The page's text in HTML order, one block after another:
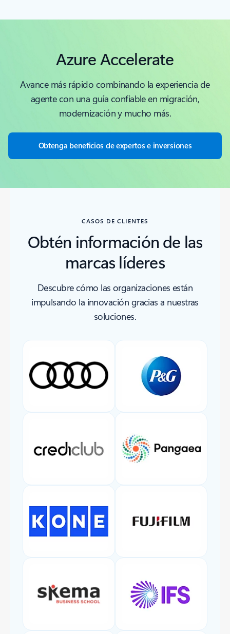
Azure Accelerate
Avance más rápido combinando la experiencia de
agente con una guía confiable en migración,
modernización y mucho más.
Obtenga beneficios de expertos e inversiones
CASOS DE CLIENTES
Obtén información de las
marcas líderes
Descubre cómo las organizaciones están
impulsando la innovación gracias a nuestras
soluciones.